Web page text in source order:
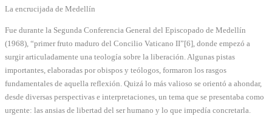
La encrucijada de Medellín
Fue durante la Segunda Conferencia General del Episcopado de Medellín
(1968), “primer fruto maduro del Concilio Vaticano II”[6], donde empezó a
surgir articuladamente una teología sobre la liberación. Algunas pistas
importantes, elaboradas por obispos y teólogos, formaron los rasgos
fundamentales de aquella reflexión. Quizá lo más valioso se orientó a ahondar,
desde diversas perspectivas e interpretaciones, un tema que se presentaba como
urgente: las ansias de libertad del ser humano y lo que impedía concretarla.